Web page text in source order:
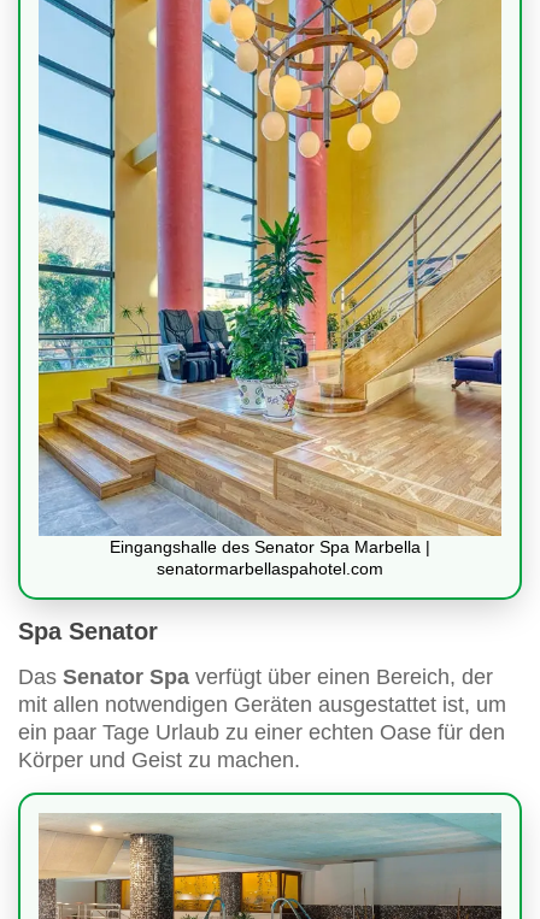
Eingangshalle des Senator Spa Marbella |
senatormarbellaspahotel.com
Spa Senator
Das Senator Spa verfügt über einen Bereich, der
mit allen notwendigen Geräten ausgestattet ist, um
ein paar Tage Urlaub zu einer echten Oase für den
Körper und Geist zu machen.